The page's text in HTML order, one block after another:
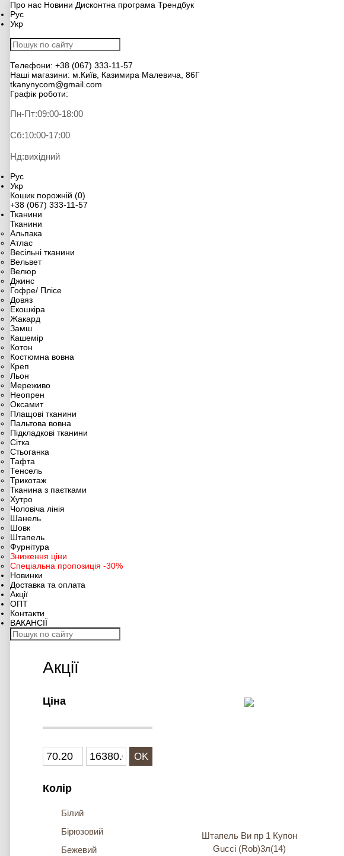
Про нас Новини Дисконтна програма Трендбук
Рус
Укр
Телефони: +38 (067) 333-11-57
Наші магазини: м.Київ, Казимира Малевича, 86Г
tkanynycom@gmail.com
Графік роботи:
Пн-Пт:09:00-18:00
Сб:10:00-17:00
Нд:вихідний
Рус
Укр
Кошик порожній (0)
+38 (067) 333-11-57
Тканини
Тканини
Альпака
Атлас
Весільні тканини
Вельвет
Велюр
Джинс
Гофре/ Плісе
Довяз
Екошкіра
Жакард
Замш
Кашемір
Котон
Костюмна вовна
Креп
Льон
Мереживо
Неопрен
Оксамит
Плащові тканини
Пальтова вовна
Підкладкові тканини
Сітка
Стьоганка
Тафта
Тенсель
Трикотаж
Тканина з паєтками
Хутро
Чоловіча лінія
Шанель
Шовк
Штапель
Фурнітура
Зниження ціни
Спеціальна пропозиція -30%
Новинки
Доставка та оплата
Акції
ОПТ
Контакти
ВАКАНСІЇ
Акції
Ціна
OK
Колір
Білий
Бірюзовий
Бежевий
Штапель Ви пр 1 Купон
Gucci (Rob)3л(14)